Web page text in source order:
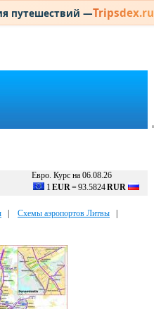
путешествий —Tripsdex.ru
Евро. Курс на 06.08.26
1 EUR=93.5824RUR
Схемы аэропортов Литвы